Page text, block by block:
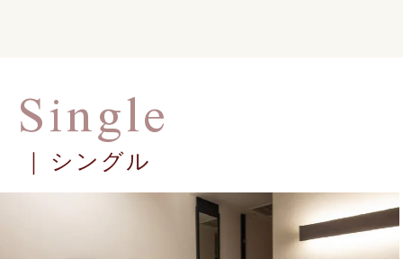
Single
シングル